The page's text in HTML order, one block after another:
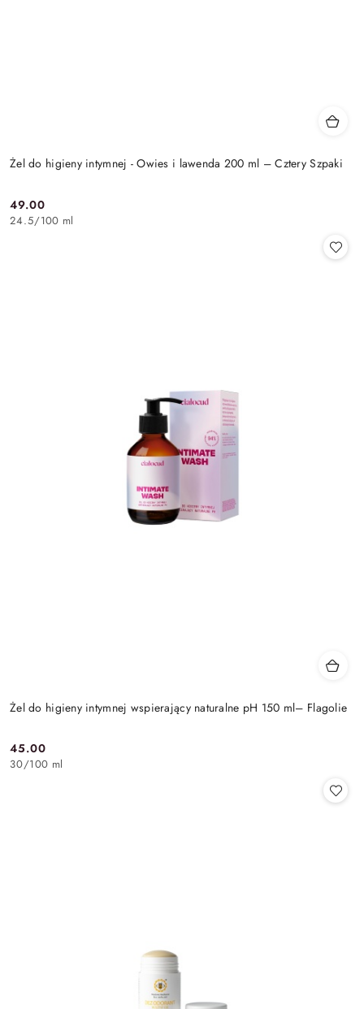
Żel do higieny intymnej - Owies i lawenda 200 ml – Cztery Szpaki
Cena:
49.00
24.5/100 ml
Żel do higieny intymnej wspierający naturalne pH 150 ml– Flagolie
Cena:
45.00
30/100 ml